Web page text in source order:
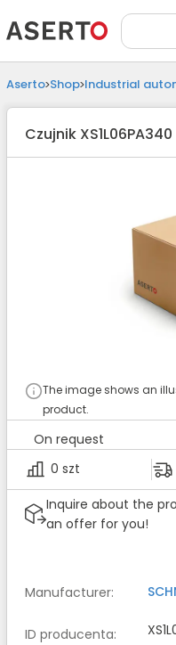
Aserto Shop Industrial
Czujnik XS1L06PA340
The image shows an
product.
On request
0 szt
Inquire about the
an offer for you!
Manufacturer:
ID producenta: